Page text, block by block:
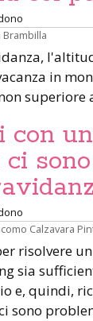
in
superiore
con un
ci
Calzavara
risolvere
sia
e, quindi,
sono